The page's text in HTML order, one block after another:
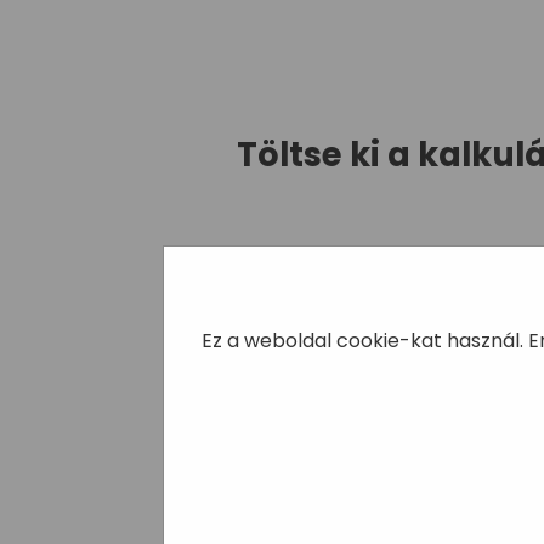
Ez a weboldal cookie-kat használ.
Töltse ki a
Szeretne Ön is
Általában kollégáink egy
2024-ben a megrendeléstől